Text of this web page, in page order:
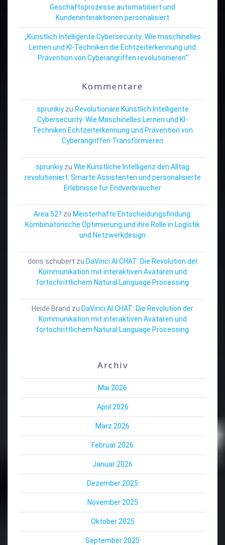
Geschäftsprozesse automatisiert und
Kundeninteraktionen personalisiert
„Künstlich Intelligente Cybersecurity: Wie maschinelles
Lernen und KI-Techniken die Echtzeiterkennung und
Prävention von Cyberangriffen revolutionieren“
Kommentare
sprunkiyzu Revolutionäre Künstlich Intelligente
Cybersecurity: Wie Maschinelles Lernen und KI-
Techniken Echtzeiterkennung und Prävention von
Cyberangriffen Transformieren
sprunkiy zu Wie Künstliche Intelligenz den Alltag
revolutioniert: Smarte Assistenten und personalisierte
Erlebnisse für Endverbraucher
Area 52? zu Meisterhafte Entscheidungsfindung:
Kombinatorische Optimierung und ihre Rolle in Logistik
und Netzwerkdesign
doris schubert zu DaVinci AI CHAT: Die Revolution der
Kommunikation mit interaktiven Avataren und
fortschrittlichem Natural Language Processing
Heide Brand zu DaVinci AI CHAT: Die Revolution der
Kommunikation mit interaktiven Avataren und
fortschrittlichem Natural Language Processing
Archiv
Mai 2026
April 2026
März 2026
Februar 2026
Januar 2026
Dezember 2025
November 2025
Oktober 2025
September 2025